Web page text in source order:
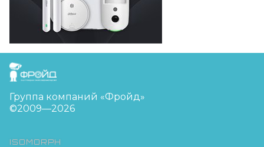
FreudGroup
Группа компаний «Фройд»
©2009—2026
ISOMORPH